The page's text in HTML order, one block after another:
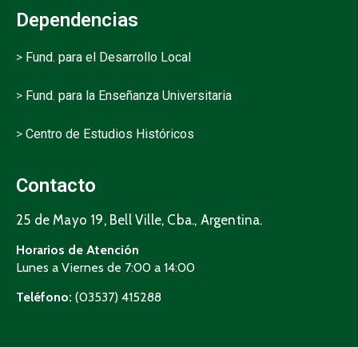
Dependencias
> Fund. para el Desarrollo Local
> Fund. para la Enseñanza Universitaria
> Centro de Estudios Históricos
Contacto
25 de Mayo 19, Bell Ville, Cba., Argentina.
Horarios de Atención
Lunes a Viernes de 7:00 a 14:00
Teléfono: (03537) 415288